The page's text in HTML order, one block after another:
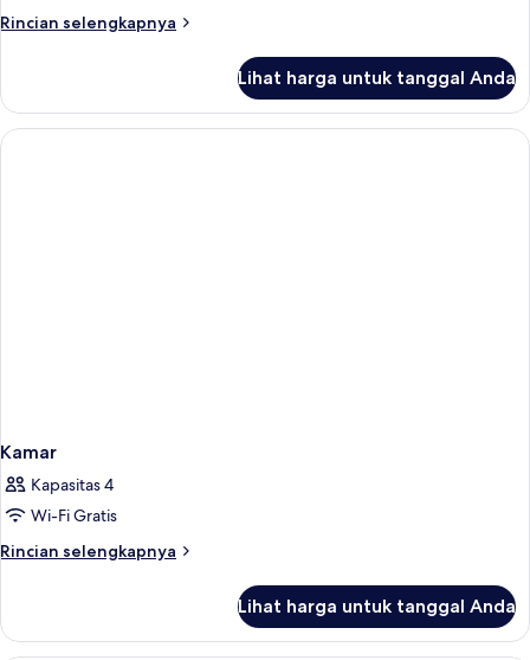
Rincian selengkapnya
Rincian
Kamar
Deluks
Lihat harga untuk tanggal Anda
Kamar
Kapasitas 4
Wi-Fi Gratis
Rincian selengkapnya
Rincian
Kamar
Lihat harga untuk tanggal Anda